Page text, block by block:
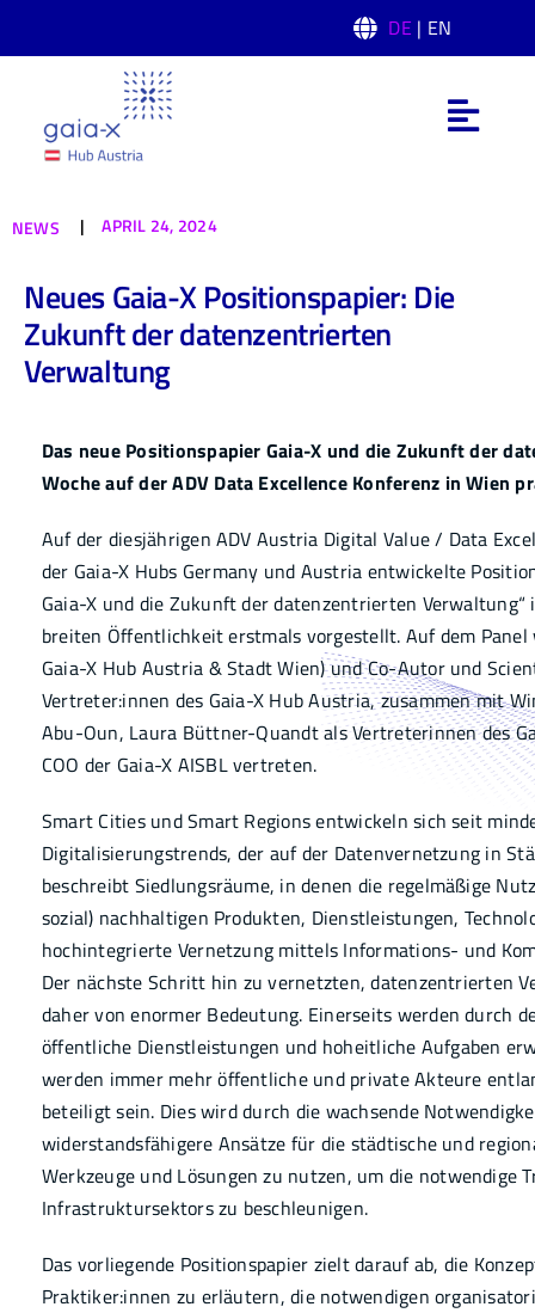
DE | EN
Domänen
Events
Infothek
Academy
NEWS | APRIL 24, 2024
Neues Gaia-X Positionspapier: Die
Zukunft der datenzentrierten
Verwaltung
Das neue Positionspapier Gaia-X und die Zukunft der
Woche auf der ADV Data Excellence Konferenz in Wien
Auf der diesjährigen ADV Austria Digital Value / Data
der Gaia-X Hubs Germany und Austria entwickelte
Gaia-X und die Zukunft der datenzentrierten
breiten Öffentlichkeit erstmals vorgestellt. Auf dem
Gaia-X Hub Austria & Stadt Wien) und Co-Autor und
Vertreter:innen des Gaia-X Hub Austria, zusammen mit
Abu-Oun, Laura Büttner-Quandt als Vertreterinnen des
COO der Gaia-X AISBL vertreten.
Smart Cities und Smart Regions entwickeln sich seit
Digitalisierungstrends, der auf der Datenvernetzung in
beschreibt Siedlungsräume, in denen die regelmäßige
sozial) nachhaltigen Produkten, Dienstleistungen,
hochintegrierte Vernetzung mittels Informations- und
Der nächste Schritt hin zu vernetzten, datenzentrierten
daher von enormer Bedeutung. Einerseits werden durch
öffentliche Dienstleistungen und hoheitliche Aufgaben
werden immer mehr öffentliche und private Akteure
beteiligt sein. Dies wird durch die wachsende
widerstandsfähigere Ansätze für die städtische und
Werkzeuge und Lösungen zu nutzen, um die notwendige
Infrastruktursektors zu beschleunigen.
Das vorliegende Positionspapier zielt darauf ab, die
Praktiker:innen zu erläutern, die notwendigen